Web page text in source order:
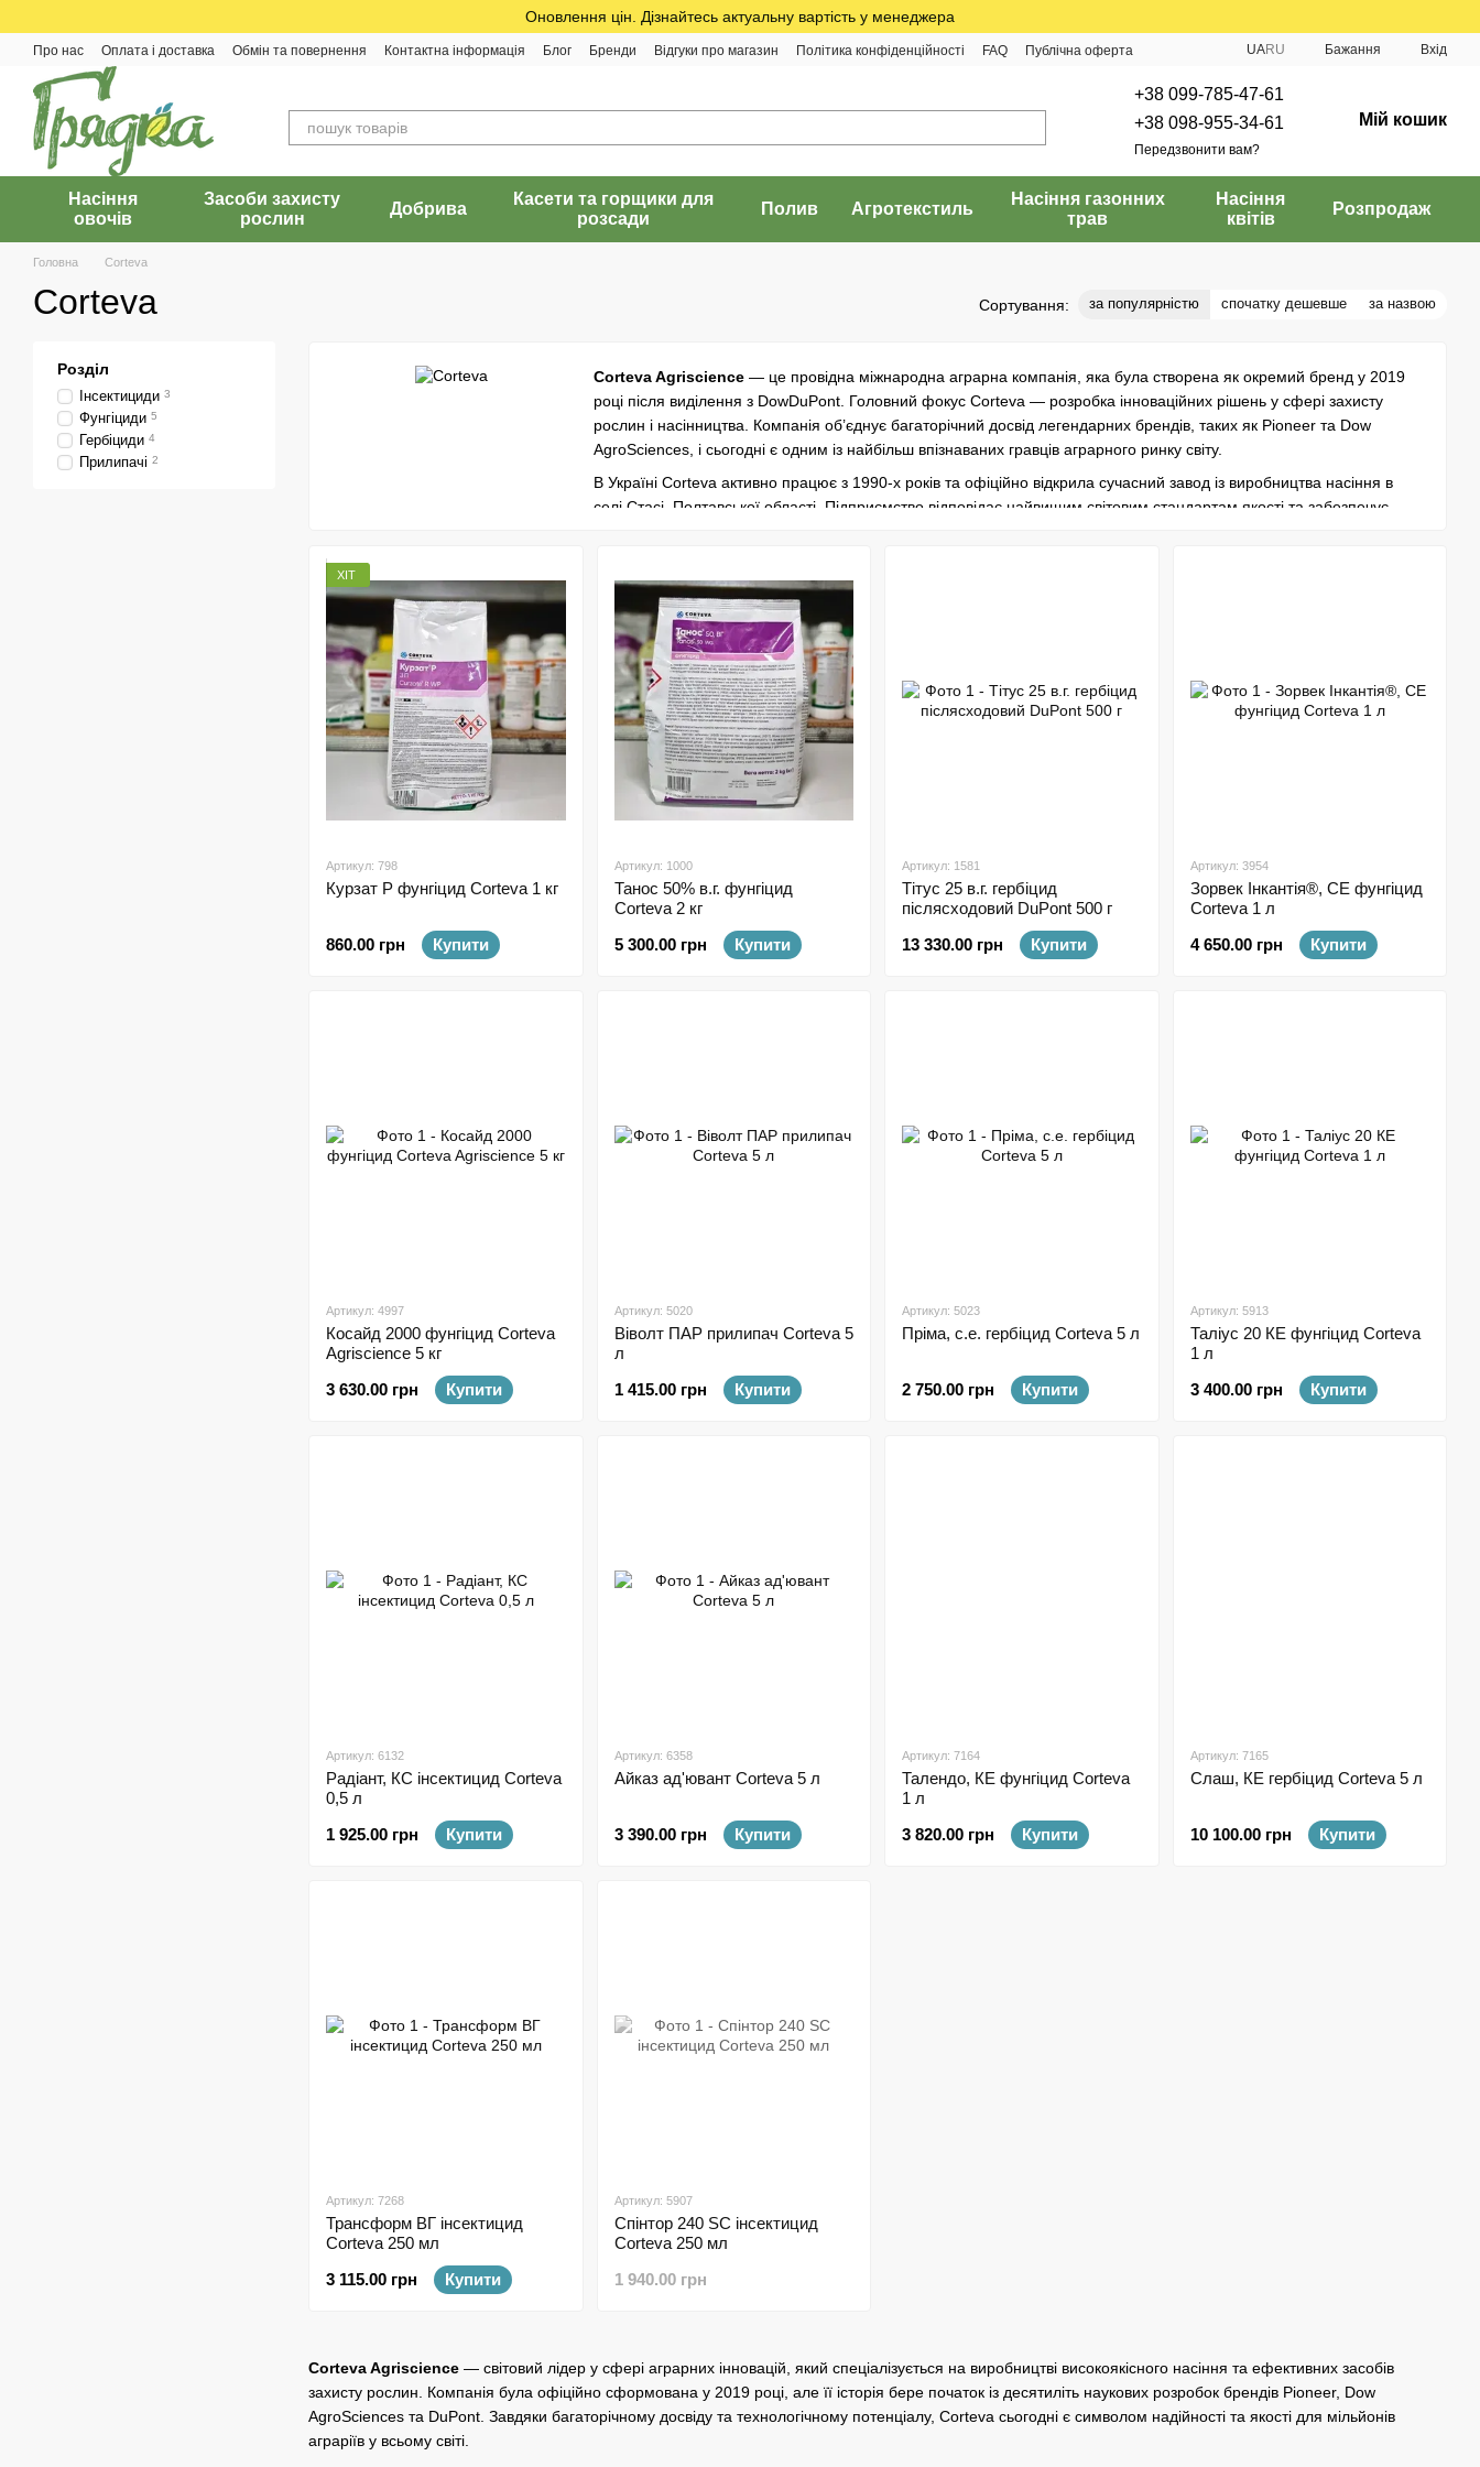
Оновлення цін. Дізнайтесь актуальну вартість у менеджера
Про нас Оплата і доставка Обмін та повернення Контактна інформація Блог Бренди Відгуки про магазин Політика конфіденційності FAQ Публічна оферта UARU Бажання Вхід
+38 099-785-47-61
+38 098-955-34-61
Передзвонити вам?
Мій кошик
Насіння
овочів
Засоби захисту
рослин
Добрива
Касети та горщики для
розсади
Полив Агротекстиль
Насіння газонних
трав
Насіння
квітів
Розпродаж
Головна Corteva
Corteva Сортування: за популярністю спочатку дешевше за назвою
Corteva Agriscience — світовий лідер у сфері аграрних інновацій, який спеціалізується на виробництві високоякісного насіння та ефективних засобів
захисту рослин. Компанія була офіційно сформована у 2019 році, але її історія бере початок із десятиліть наукових розробок брендів Pioneer, Dow
AgroSciences та DuPont. Завдяки багаторічному досвіду та технологічному потенціалу, Corteva сьогодні є символом надійності та якості для мільйонів
аграріїв у всьому світі.
Corteva Agriscience — це провідна міжнародна аграрна компанія, яка була створена як окремий бренд у 2019
році після виділення з DowDuPont. Головний фокус Corteva — розробка інноваційних рішень у сфері захисту
рослин і насінництва. Компанія об’єднує багаторічний досвід легендарних брендів, таких як Pioneer та Dow
AgroSciences, і сьогодні є одним із найбільш впізнаваних гравців аграрного ринку світу.
В Україні Corteva активно працює з 1990-х років та офіційно відкрила сучасний завод із виробництва насіння в
селі Стасі, Полтавської області. Підприємство відповідає найвищим світовим стандартам якості та забезпечує
Гербіцидинового покоління
Фунгіцидиз унікальними молекулами (Зорвек Інкантія, Зорвек Вінабрія, Таліус та інші)
Інсектициди(Радіант)
Протруйники
Насіння кукурудзи та соняшнику
Продукти Corteva поєднують у собі інноваційні діючі речовини, високу ефективність та безпечність для
навколишнього середовища. Саме тому компанія завоювала довіру агровиробників у понад 140 країнах світу,
включно з Україною.
ХІТ
Артикул: 798
Курзат Р фунгіцид Corteva 1 кг
860.00 грн Купити
Артикул: 1000
Танос 50% в.г. фунгіцид
Corteva 2 кг
5 300.00 грн
Купити
Артикул: 1581
Тітус 25 в.г. гербіцид
післясходовий DuPont 500 г
13 330.00 грн
Купити
Артикул: 3954
Зорвек Інкантія®, СЕ фунгіцид
Corteva 1 л
4 650.00 грн
Купити
Артикул: 4997
Косайд 2000 фунгіцид Corteva
Agriscience 5 кг
3 630.00 грн
Купити
Артикул: 5020
Віволт ПАР прилипач Corteva 5
л
1 415.00 грн
Купити
Артикул: 5023
Пріма, с.е. гербіцид Corteva 5 л
2 750.00 грн Купити
Артикул: 5913
Таліус 20 КЕ фунгіцид Corteva
1 л
3 400.00 грн
Купити
Артикул: 6132
Радіант, КС інсектицид Corteva
0,5 л
1 925.00 грн
Купити
Артикул: 6358
Айказ ад'ювант Corteva 5 л
3 390.00 грн Купити
Артикул: 7164
Талендо, КЕ фунгіцид Corteva
1 л
3 820.00 грн
Купити
Артикул: 7165
Слаш, КЕ гербіцид Corteva 5 л
10 100.00 грн Купити
Артикул: 7268
Трансформ ВГ інсектицид
Corteva 250 мл
3 115.00 грн
Купити
Артикул: 5907
Спінтор 240 SC інсектицид
Corteva 250 мл
1 940.00 грн
Розділ
Інсектициди 3
Фунгіциди 5
Гербіциди 4
Прилипачі 2